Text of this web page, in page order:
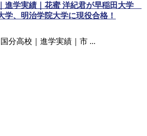
進学実績｜花蜜 洋紀君が早稲田大学
学、明治学院大学に現役合格！
分高校｜進学実績｜市 ...